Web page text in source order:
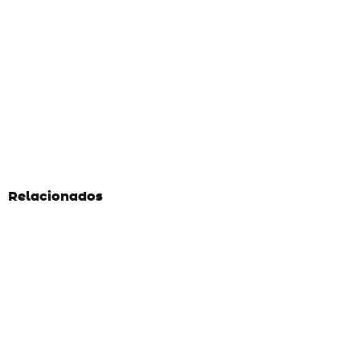
Relacionados